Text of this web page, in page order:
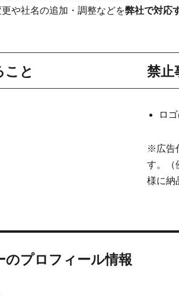
や社名の追加・調整などを弊社で対応
こと 禁止
ロ
※広告
す。（
様に納
のプロフィール情報